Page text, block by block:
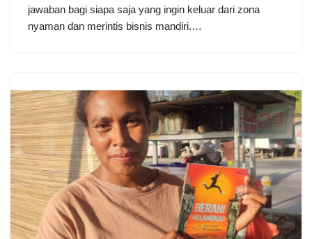
jawaban bagi siapa saja yang ingin keluar dari zona
nyaman dan merintis bisnis mandiri.…